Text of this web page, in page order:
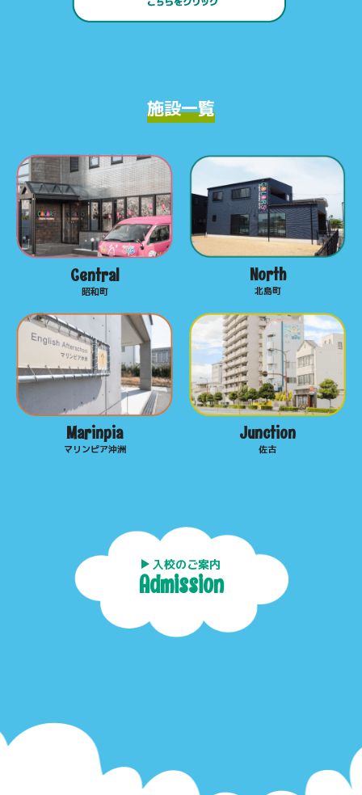
施設一覧
Central
昭和町
North
北島町
Marinpia
マリンピア沖洲
Junction
佐古
入校のご案内
Admission